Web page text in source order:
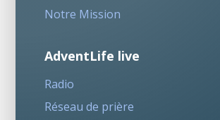
Notre Mission
AdventLife live
Radio
Réseau de prière